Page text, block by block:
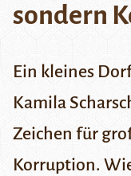
sondern
Ein kleines
Kamila
Zeichen für
Korruption.